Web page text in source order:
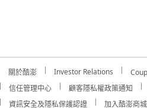
關於酷澎 Investor Relations
信任管理中心
顧客隱私權政策通知
資訊安全及隱私保護認證
加入酷澎商城